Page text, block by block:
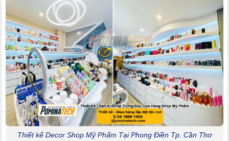
Thiết kế Decor Shop Mỹ Phẩm Tại Phong Điền Tp. Cần Thơ